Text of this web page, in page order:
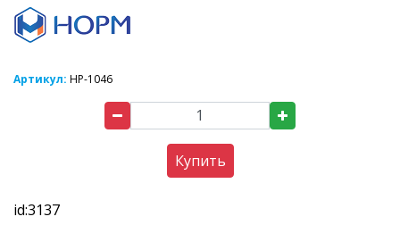
Артикул: HP-1046
Купить
id:3137